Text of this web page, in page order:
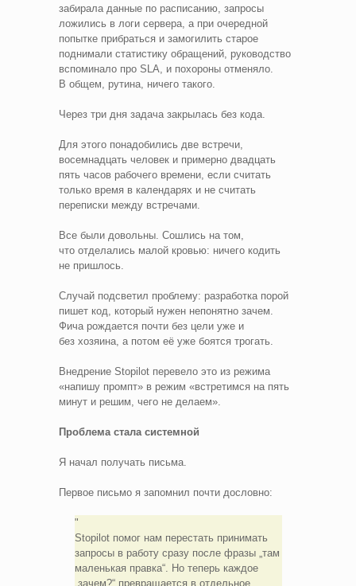
забирала данные по расписанию, запросы
ложились в логи сервера, а при очередной
попытке прибраться и замогилить старое
поднимали статистику обращений, руководство
вспоминало про SLA, и похороны отменяло.
В общем, рутина, ничего такого.
Через три дня задача закрылась без кода.
Для этого понадобились две встречи,
восемнадцать человек и примерно двадцать
пять часов рабочего времени, если считать
только время в календарях и не считать
переписки между встречами.
Все были довольны. Сошлись на том,
что отделались малой кровью: ничего кодить
не пришлось.
Случай подсветил проблему: разработка порой
пишет код, который нужен непонятно зачем.
Фича рождается почти без цели уже и
без хозяина, а потом её уже боятся трогать.
Внедрение Stopilot перевело это из режима
«напишу промпт» в режим «встретимся на пять
минут и решим, чего не делаем».
Проблема стала системной
Я начал получать письма.
Первое письмо я запомнил почти дословно:
Stopilot помог нам перестать принимать
запросы в работу сразу после фразы „там
маленькая правка“. Но теперь каждое
„зачем?“ превращается в отдельное